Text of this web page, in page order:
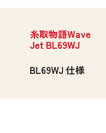
糸取物語Wave
Jet BL69WJ
BL69WJ 仕様